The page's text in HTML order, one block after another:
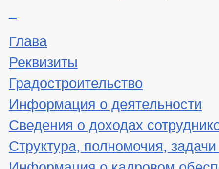
Глава
Реквизиты
Градостроительство
Информация о деятельности
Сведения о доходах
Структура, полномочия,